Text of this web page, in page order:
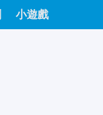
小遊戲